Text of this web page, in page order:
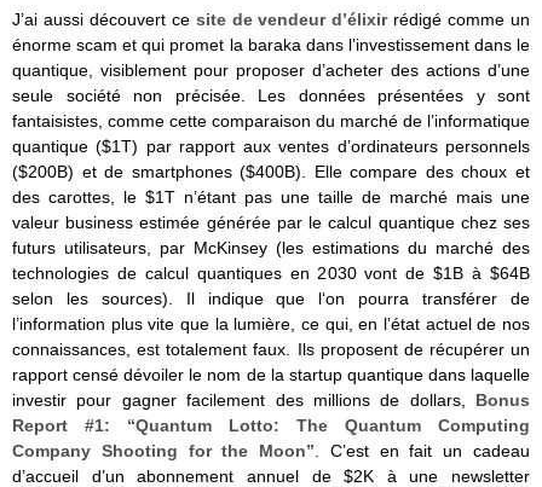
J’ai aussi découvert ce site de vendeur d’élixirrédigé comme un
énorme scam et qui promet la baraka dans l’investissement dans le
quantique, visiblement pour proposer d’acheter des actions d’une
seule société non précisée. Les données présentées y sont
fantaisistes, comme cette comparaison du marché de l’informatique
quantique ($1T) par rapport aux ventes d’ordinateurs personnels
($200B) et de smartphones ($400B). Elle compare des choux et
des carottes, le $1T n’étant pas une taille de marché mais une
valeur business estimée générée par le calcul quantique chez ses
futurs utilisateurs, par McKinsey (les estimations du marché des
technologies de calcul quantiques en 2030 vont de $1B à $64B
selon les sources). Il indique que l‘on pourra transférer de
l’information plus vite que la lumière, ce qui, en l’état actuel de nos
connaissances, est totalement faux. Ils proposent de récupérer un
rapport censé dévoiler le nom de la startup quantique dans laquelle
investir pour gagner facilement des millions de dollars, Bonus
Report #1: “Quantum Lotto: The Quantum Computing
Company Shooting for the Moon” . C’est en fait un cadeau
d’accueil d’un abonnement annuel de $2K à une newsletter